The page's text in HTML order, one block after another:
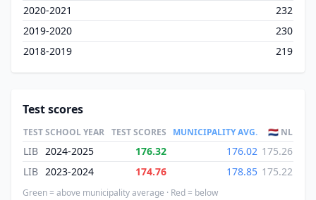
2020-2021
232
2019-2020
230
2018-2019
219
Test scores
TESTSCHOOL YEAR TEST SCORES MUNICIPALITY AVG. 🇳🇱 NL
LIB 2024-2025 176.32 176.02 175.26
LIB 2023-2024 174.76 178.85 175.22
Green = above municipality average · Red = below